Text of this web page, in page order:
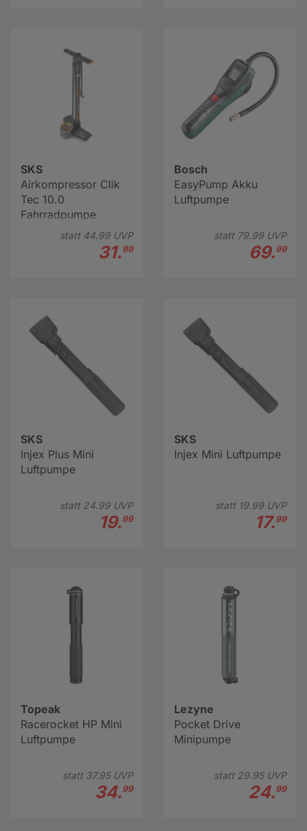
SKS
Airkompressor Clik
Tec 10.0
Fahrradpumpe
statt 44.99UVP
31.99
Bosch
EasyPump Akku
Luftpumpe
statt 79.99UVP
69.99
SKS
Injex Plus Mini
Luftpumpe
statt 24.99UVP
19.99
SKS
Injex Mini Luftpumpe
statt 19.99UVP
17.99
Topeak
Racerocket HP Mini
Luftpumpe
statt 37.95UVP
34.99
Lezyne
Pocket Drive
Minipumpe
statt 29.95UVP
24.99